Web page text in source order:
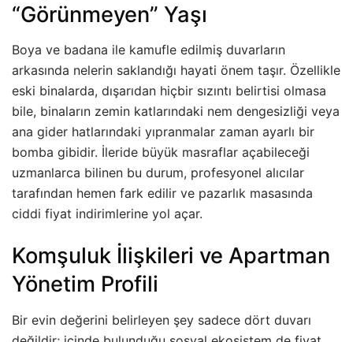
“Görünmeyen” Yaşı
Boya ve badana ile kamufle edilmiş duvarların
arkasında nelerin saklandığı hayati önem taşır. Özellikle
eski binalarda, dışarıdan hiçbir sızıntı belirtisi olmasa
bile, binaların zemin katlarındaki nem dengesizliği veya
ana gider hatlarındaki yıpranmalar zaman ayarlı bir
bomba gibidir. İleride büyük masraflar açabileceği
uzmanlarca bilinen bu durum, profesyonel alıcılar
tarafından hemen fark edilir ve pazarlık masasında
ciddi fiyat indirimlerine yol açar.
Komşuluk İlişkileri ve Apartman
Yönetim Profili
Bir evin değerini belirleyen şey sadece dört duvarı